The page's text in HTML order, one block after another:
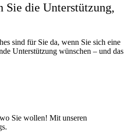
Sie die Unterstützung,
sind für Sie da, wenn Sie sich eine
Unterstützung wünschen – und das
Sie wollen! Mit unseren